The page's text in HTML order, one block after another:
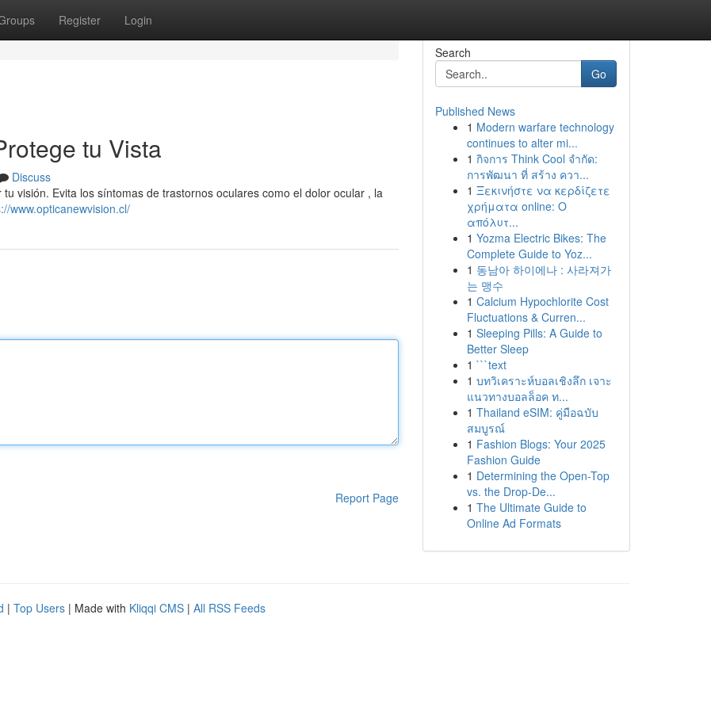
Register Login
tu Vista
Discuss
visión. Evita los síntomas de trastornos oculares como el dolor ocular , la
www.opticanewvision.cl/
Report Page
Search
Go
Published News
1 Modern warfare technology
continues to alter mi...
1 กิจการ Think Cool จำกัด:
การพัฒนา ที่ สร้าง ควา...
1 Ξεκινήστε να κερδίζετε
χρήματα online: Ο
απόλυτ...
1 Yozma Electric Bikes: The
Complete Guide to Yoz...
1 동남아 하이에나 : 사라져가
는 맹수
1 Calcium Hypochlorite Cost
Fluctuations & Curren...
1 Sleeping Pills: A Guide to
Better Sleep
1 ```text
1 บทวิเคราะห์บอลเชิงลึก เจาะ
แนวทางบอลล็อค ท...
1 Thailand eSIM: คู่มือฉบับ
สมบูรณ์
1 Fashion Blogs: Your 2025
Fashion Guide
1 Determining the Open-Top
vs. the Drop-De...
1 The Ultimate Guide to
Online Ad Formats
| Top Users | Made with Kliqqi CMS | All RSS Feeds